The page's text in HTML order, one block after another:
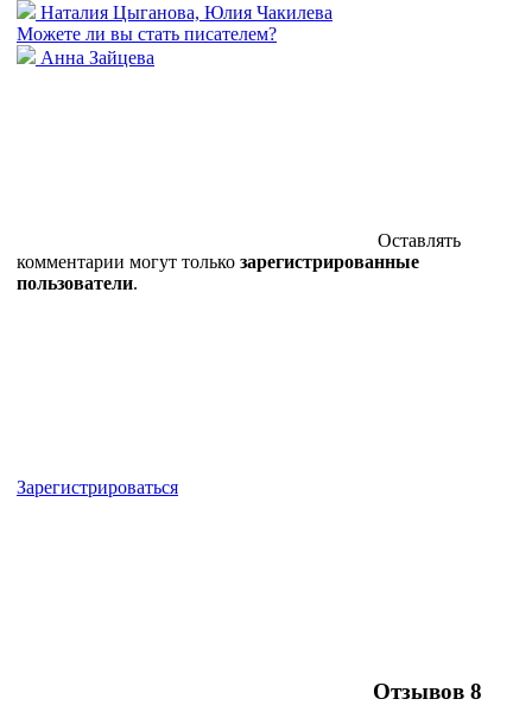
Наталия Цыганова, Юлия Чакилева
Можете ли вы стать писателем?
Анна Зайцева
Оставлять
комментарии могут только зарегистрированные
пользователи.
Зарегистрироваться
Отзывов 8